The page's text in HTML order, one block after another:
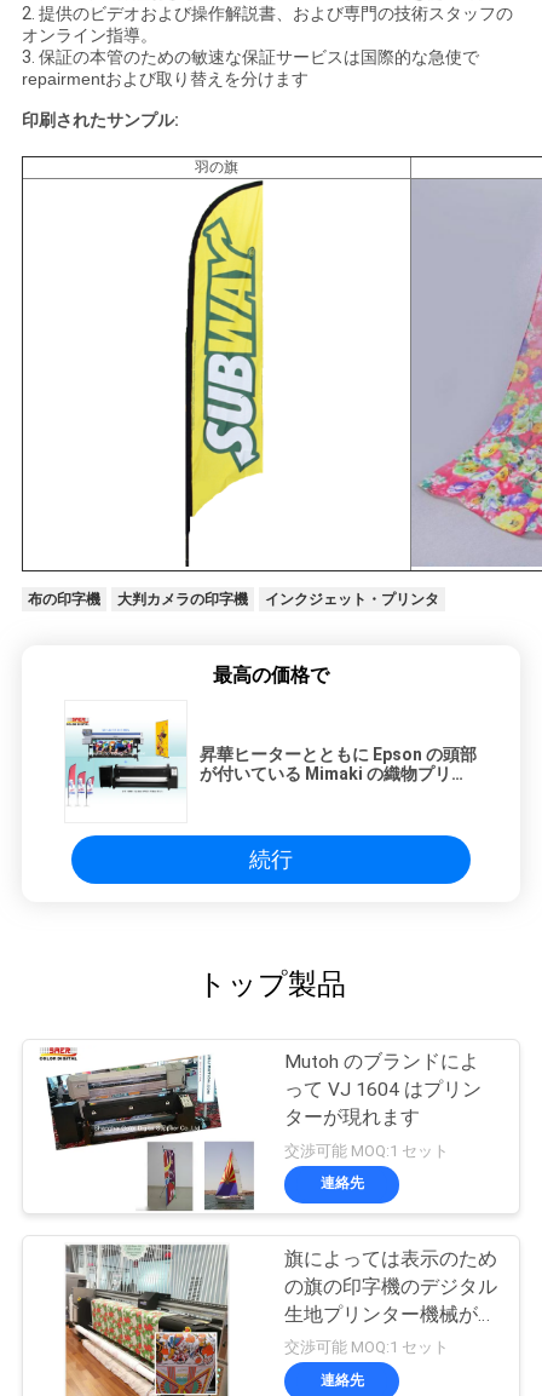
2. 提供のビデオおよび操作解説書、および専門の技術スタッフの
オンライン指導。
3. 保証の本管のための敏速な保証サービスは国際的な急使で
repairmentおよび取り替えを分けます
印刷されたサンプル:
羽の旗
布の印字機 大判カメラの印字機 インクジェット・プリンタ
最高の価格で
昇華ヒーターとともに Epson の頭部
が付いている Mimaki の織物プリン
続行
トップ製品
Mutoh のブランドによ
って VJ 1604 はプリン
ターが現れます
交渉可能 MOQ:1 セット
連絡先
旗によっては表示のため
の旗の印字機のデジタル
生地プリンター機械が現
れます
交渉可能 MOQ:1 セット
連絡先